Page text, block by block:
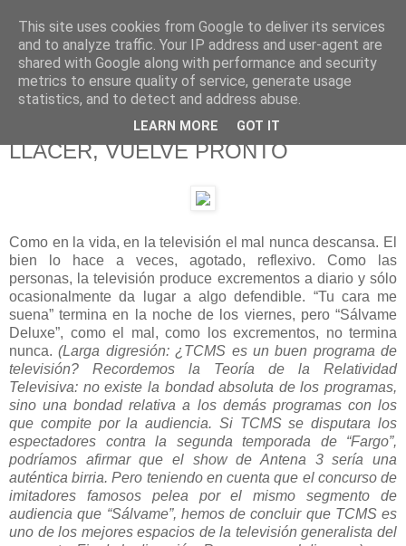
625 RANAS
LA TELEVISIÓN DESDE EL PUNTO DE VISTA BATRACIO
LLÁCER, VUELVE PRONTO
Como en la vida, en la televisión el mal nunca descansa. El
bien lo hace a veces, agotado, reflexivo. Como las
personas, la televisión produce excrementos a diario y sólo
ocasionalmente da lugar a algo defendible. “Tu cara me
suena” termina en la noche de los viernes, pero “Sálvame
Deluxe”, como el mal, como los excrementos, no termina
nunca.(Larga digresión: ¿TCMS es un buen programa de
televisión? Recordemos la Teoría de la Relatividad
Televisiva: no existe la bondad absoluta de los programas,
sino una bondad relativa a los demás programas con los
que compite por la audiencia. Si TCMS se disputara los
espectadores contra la segunda temporada de “Fargo”,
podríamos afirmar que el show de Antena 3 sería una
auténtica birria. Pero teniendo en cuenta que el concurso de
imitadores famosos pelea por el mismo segmento de
audiencia que “Sálvame”, hemos de concluir que TCMS es
uno de los mejores espacios de la televisión generalista del
This site uses cookies from Google to deliver its services
and to analyze traffic. Your IP address and user-agent are
shared with Google along with performance and security
metrics to ensure quality of service, generate usage
statistics, and to detect and address abuse.
LEARN MORE GOT IT